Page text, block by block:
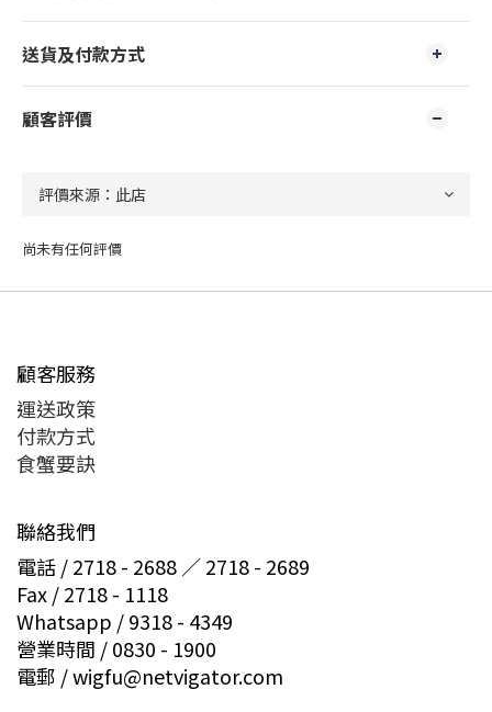
送貨及付款方式
顧客評價
尚未有任何評價
顧客服務
運送政策
付款方式
食蟹要訣
聯絡我們
電話 / 2718 - 2688 ／ 2718 - 2689
Fax / 2718 - 1118
Whatsapp / 9318 - 4349
營業時間 / 0830 - 1900
電郵 / wigfu@netvigator.com